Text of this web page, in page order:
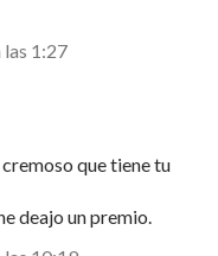
1:27
que tiene tu
deajo un premio.